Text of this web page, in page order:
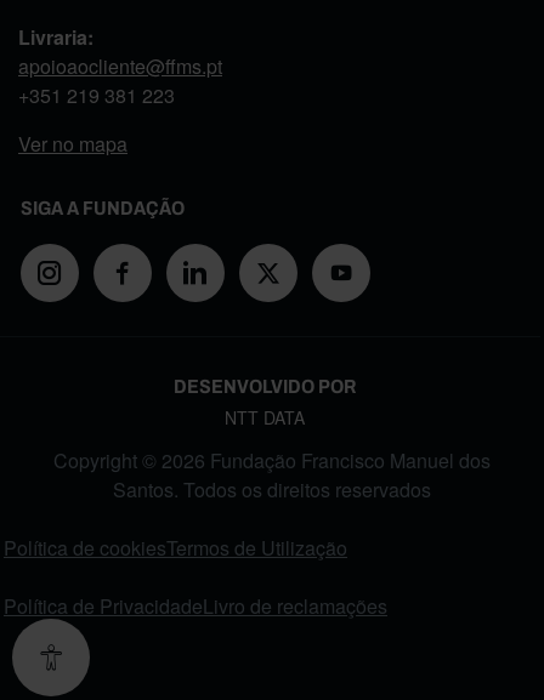
Livraria:
apoioaocliente@ffms.pt
+351 219 381 223
Ver no mapa
SIGA A FUNDAÇÃO
DESENVOLVIDO POR
NTT DATA
Copyright © 2026 Fundação Francisco Manuel dos
Santos. Todos os direitos reservados
Política de cookiesTermos de Utilização
Política de PrivacidadeLivro de reclamações